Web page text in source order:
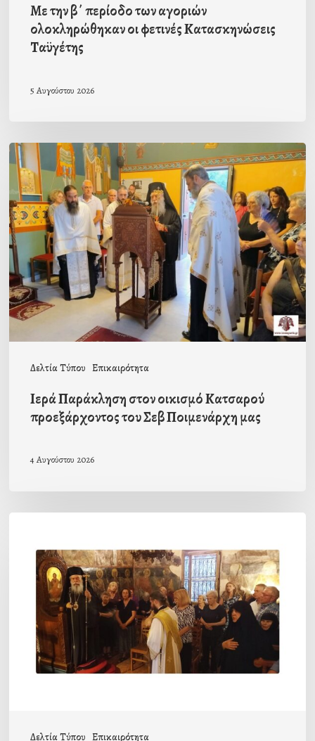
Με την β΄ περίοδο των αγοριών
ολοκληρώθηκαν οι φετινές Κατασκηνώσεις
Ταϋγέτης
5 Αυγούστου 2026
Δελτία Τύπου Επικαιρότητα
Ιερά
Παράκληση
στον
οικισμό
Κατσαρού
προεξάρχοντος
του
Σεβ
Ιερά Παράκληση στον οικισμό Κατσαρού
προεξάρχοντος του Σεβ Ποιμενάρχη μας
4 Αυγούστου 2026
Δελτία Τύπου Επικαιρότητα
πρώτη
Παράκληση
Υπεραγία
Θεοτόκο